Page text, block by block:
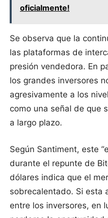
oficialmente!
Se observa que la
las plataformas de
presión vendedora. En
los grandes inversores
agresivamente a los
como una señal de que
a largo plazo.
Según Santiment, este
durante el repunte de
dólares indica que el
sobrecalentado. Si esta
entre los inversores, en